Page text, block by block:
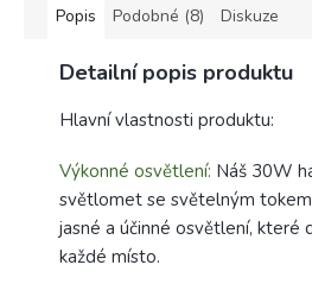
Popis Podobné (8) Diskuze
Detailní popis produktu
Hlavní vlastnosti produktu:
Výkonné osvětlení: Náš 30W
světlomet se světelným
jasné a účinné osvětlení, které
každé místo.